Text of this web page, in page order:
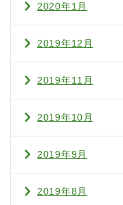
2020年1月
2019年12月
2019年11月
2019年10月
2019年9月
2019年8月